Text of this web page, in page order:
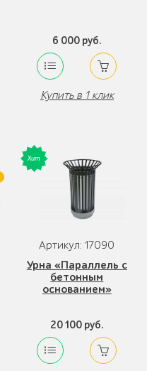
6 000 руб.
Купить в 1 клик
Артикул: 17090
Урна «Параллель с
бетонным
основанием»
20 100 руб.